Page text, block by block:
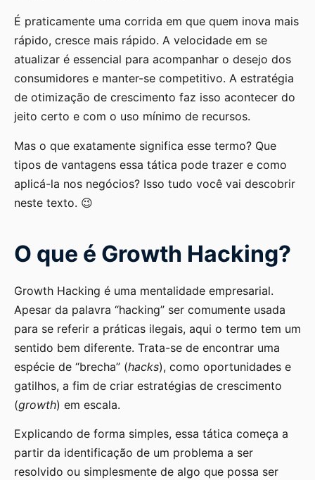
É praticamente uma corrida em que quem inova mais
rápido, cresce mais rápido. A velocidade em se
atualizar é essencial para acompanhar o desejo dos
consumidores e manter-se competitivo. A estratégia
de otimização de crescimento faz isso acontecer do
jeito certo e com o uso mínimo de recursos.
Mas o que exatamente significa esse termo? Que
tipos de vantagens essa tática pode trazer e como
aplicá-la nos negócios? Isso tudo você vai descobrir
neste texto. 😉
O que é Growth Hacking?
Growth Hacking é uma mentalidade empresarial.
Apesar da palavra “hacking” ser comumente usada
para se referir a práticas ilegais, aqui o termo tem um
sentido bem diferente. Trata-se de encontrar uma
espécie de “brecha” (hacks), como oportunidades e
gatilhos, a fim de criar estratégias de crescimento
(growth) em escala.
Explicando de forma simples, essa tática começa a
partir da identificação de um problema a ser
resolvido ou simplesmente de algo que possa ser